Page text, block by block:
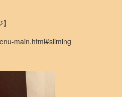
main.html#sliming